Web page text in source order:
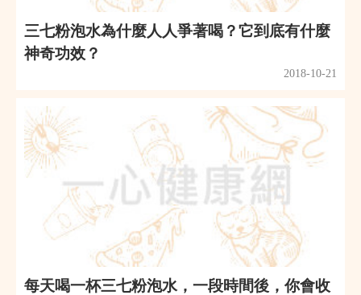
三七粉泡水為什麼人人爭著喝？它到底有什麼
神奇功效？
2018-10-21
每天喝一杯三七粉泡水，一段時間後，你會收